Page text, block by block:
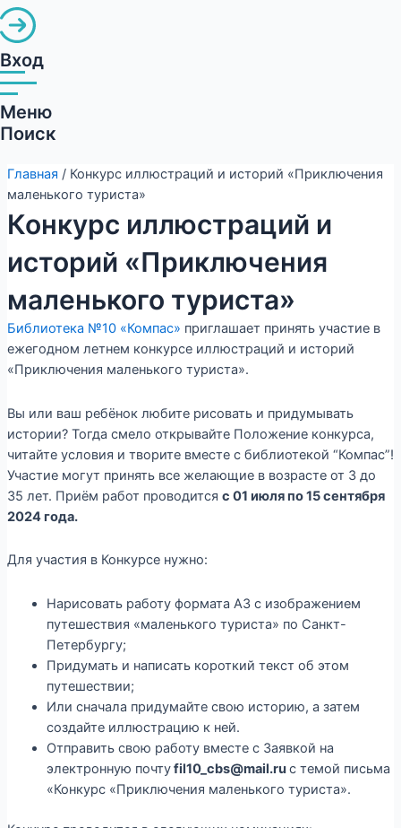
Вход
Меню
Поиск
Главная / Конкурс иллюстраций и историй «Приключения
маленького туриста»
Конкурс иллюстраций и
историй «Приключения
маленького туриста»
Библиотека №10 «Компас» приглашает принять участие в
ежегодном летнем конкурсе иллюстраций и историй
«Приключения маленького туриста».
Вы или ваш ребёнок любите рисовать и придумывать
истории? Тогда смело открывайте Положение конкурса,
читайте условия и творите вместе с библиотекой “Компас”!
Участие могут принять все желающие в возрасте от 3 до
35 лет. Приём работ проводится с 01 июля по 15 сентября
2024 года.
Для участия в Конкурсе нужно:
Нарисовать работу формата А3 с изображением
путешествия «маленького туриста» по Санкт-
Петербургу;
Придумать и написать короткий текст об этом
путешествии;
Или сначала придумайте свою историю, а затем
создайте иллюстрацию к ней.
Отправить свою работу вместе с Заявкой на
электронную почтуfil10_cbs@mail.ruс темой письма
«Конкурс «Приключения маленького туриста».